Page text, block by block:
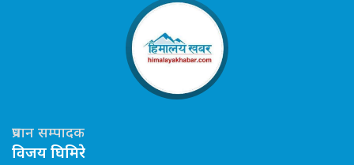
प्रधान सम्पादक
विजय घिमिरे